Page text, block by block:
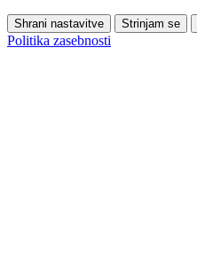
Shrani nastavitve Strinjam se
Politika zasebnosti